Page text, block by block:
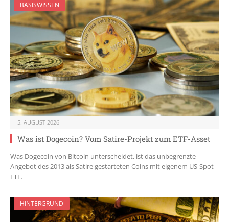
BASISWISSEN
5. AUGUST 2026
Was ist Dogecoin? Vom Satire-Projekt zum ETF-Asset
Was Dogecoin von Bitcoin unterscheidet, ist das unbegrenzte
Angebot des 2013 als Satire gestarteten Coins mit eigenem US-Spot-
ETF.
HINTERGRUND